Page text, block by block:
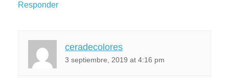
Responder
ceradecolores
3 septiembre, 2019 at 4:16 pm